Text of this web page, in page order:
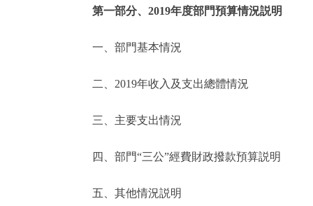
便民服務
第一部分、2019年度部門預算情況説明
一、部門基本情況
二、2019年收入及支出總體情況
三、主要支出情況
四、部門“三公”經費財政撥款預算説明
五、其他情況説明